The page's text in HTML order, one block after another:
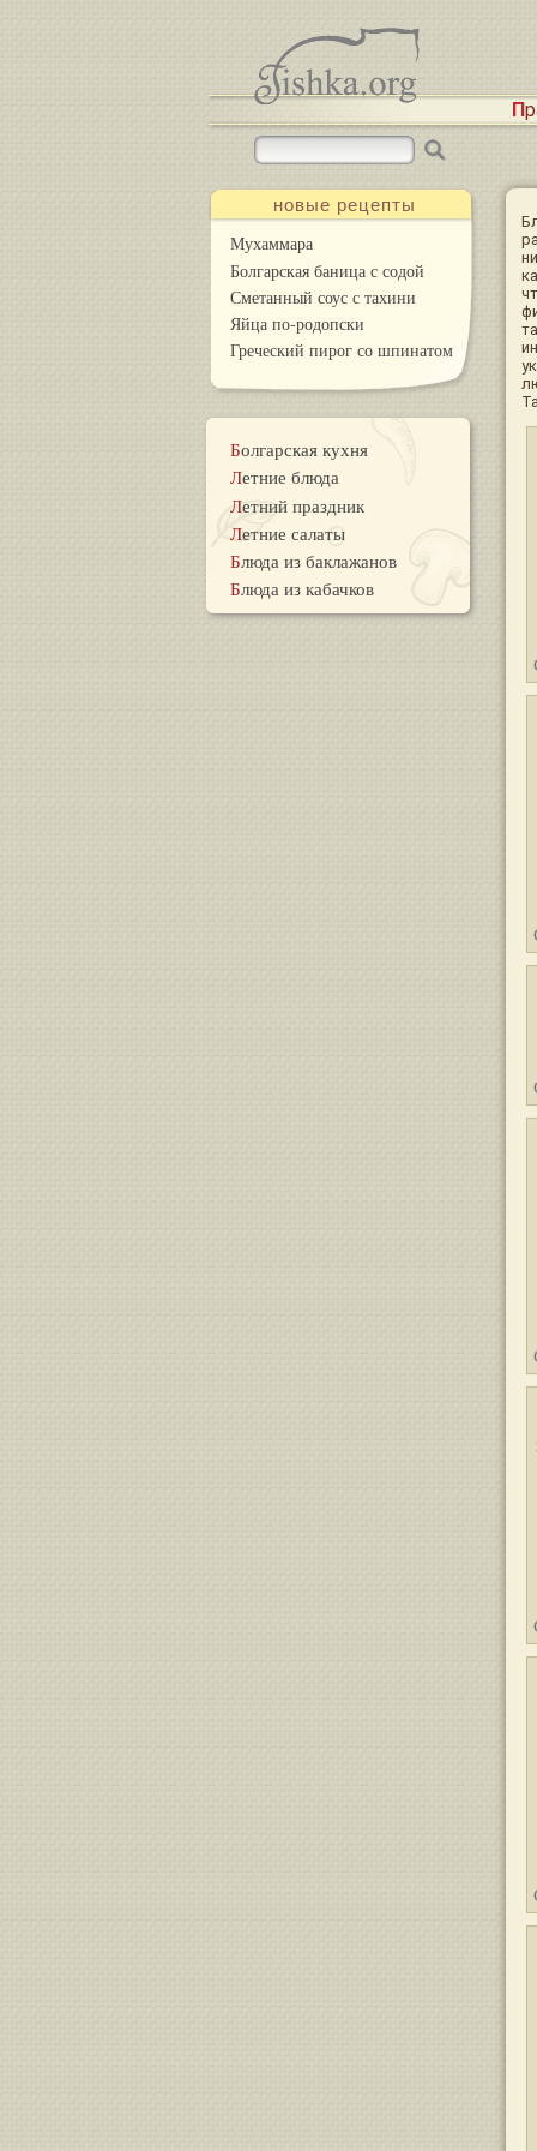
новые рецепты
Мухаммара
Болгарская баница с содой
Сметанный соус с тахини
Яйца по-родопски
Греческий пирог со шпинатом
Болгарская кухня
Летние блюда
Летний праздник
Летние салаты
Блюда из баклажанов
Блюда из кабачков